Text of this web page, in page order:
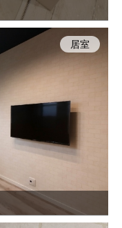
居室